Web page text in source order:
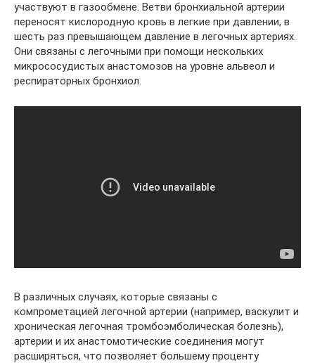
участвуют в газообмене. Ветви бронхиальной артерии
переносят кислородную кровь в легкие при давлении, в
шесть раз превышающем давление в легочных артериях.
Они связаны с легочными при помощи нескольких
микрососудистых анастомозов на уровне альвеол и
респираторных бронхиол.
В различных случаях, которые связаны с
компрометацией легочной артерии (например, васкулит и
хроническая легочная тромбоэмболическая болезнь),
артерии и их анастомотические соединения могут
расширяться, что позволяет большему проценту